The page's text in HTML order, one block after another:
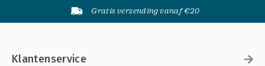
Gratis verzending vanaf €20
Klantenservice